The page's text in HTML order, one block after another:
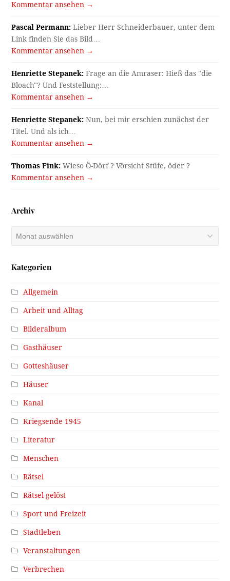
Kommentar ansehen →
Pascal Permann: Lieber Herr Schneiderbauer, unter dem
Link finden Sie das Bild…
Kommentar ansehen →
Henriette Stepanek: Frage an die Amraser: Hieß das "die
Bloach"? Und Feststellung:…
Kommentar ansehen →
Henriette Stepanek: Nun, bei mir erschien zunächst der
Titel. Und als ich…
Kommentar ansehen →
Thomas Fink: Wieso Ö-Dörf ? Vörsicht Stüfe, öder ?
Kommentar ansehen →
Archiv
Kategorien
Allgemein
Arbeit und Alltag
Bilderalbum
Gasthäuser
Gotteshäuser
Häuser
Kanal
Kriegsende 1945
Literatur
Menschen
Rätsel
Rätsel gelöst
Sport und Freizeit
Stadtleben
Veranstaltungen
Verbrechen